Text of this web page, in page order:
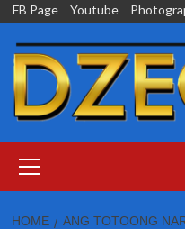
Skip
content
FB Page Youtube
Menu
HOME ANG TOTOONG